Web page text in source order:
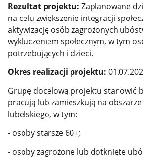
Rezultat projektu: Zaplanowane
na celu zwiększenie integracji
aktywizację osób zagrożonych
wykluczeniem społecznym, w tym
potrzebujących i dzieci.
Okres realizacji projektu:
Grupę docelową projektu stanowić
pracują lub zamieszkują na
lubelskiego, w tym:
- osoby starsze 60+;
- osoby zagrożone lub dotknięte